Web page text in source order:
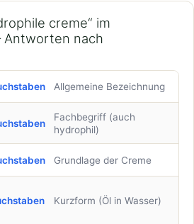
creme“ im
Antworten nach
Allgemeine Bezeichnung
Fachbegriff (auch
hydrophil)
Grundlage der Creme
Kurzform (Öl in Wasser)